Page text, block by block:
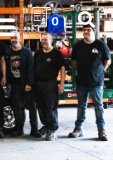
0